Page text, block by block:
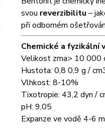
svou reverzibilitu –
při odborném
Chemické a fyzikální
Velikost zrna> 10 000
Hustota: 0,8 0,9 g /
Vlhkost: 8-10%
Tixotropie: 43,2 dyn /
pH: 9,05
Expanze ve vodě 4-6